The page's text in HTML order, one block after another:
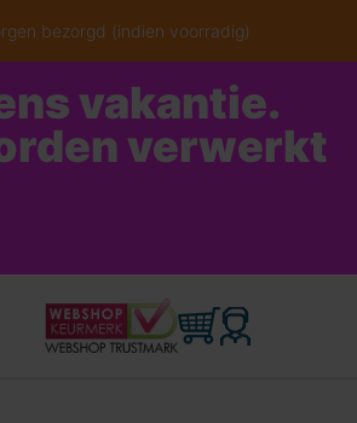
bezorgd (indien voorradig)
vakantie.
verwerkt